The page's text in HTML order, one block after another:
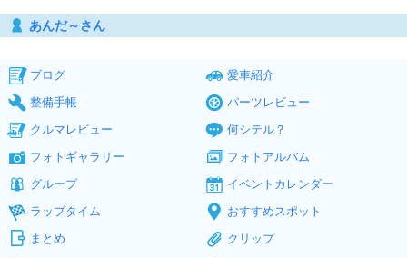
あんだ～さん
ブログ
愛車紹介
整備手帳
パーツレビュー
クルマレビュー
何シテル？
フォトギャラリー
フォトアルバム
グループ
イベントカレンダー
ラップタイム
おすすめスポット
まとめ
クリップ